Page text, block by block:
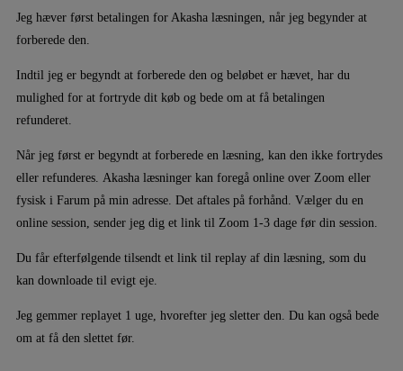
Jeg hæver først betalingen for Akasha læsningen, når jeg begynder at
forberede den.
Indtil jeg er begyndt at forberede den og beløbet er hævet, har du
mulighed for at fortryde dit køb og bede om at få betalingen
refunderet.
Når jeg først er begyndt at forberede en læsning, kan den ikke fortrydes
eller refunderes. Akasha læsninger kan foregå online over Zoom eller
fysisk i Farum på min adresse. Det aftales på forhånd. Vælger du en
online session, sender jeg dig et link til Zoom 1-3 dage før din session.
Du får efterfølgende tilsendt et link til replay af din læsning, som du
kan downloade til evigt eje.
Jeg gemmer replayet 1 uge, hvorefter jeg sletter den. Du kan også bede
om at få den slettet før.